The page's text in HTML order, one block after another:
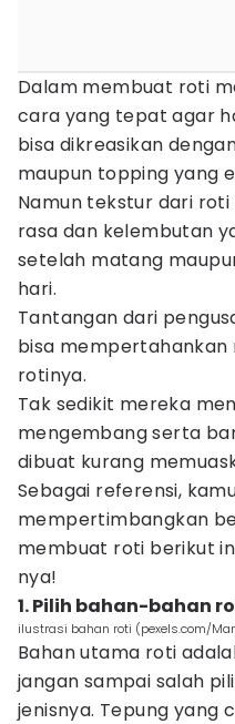
Dalam membuat roti
cara yang tepat agar
bisa dikreasikan
maupun topping yang
Namun tekstur dari
rasa dan kelembutan
setelah matang
hari.
Tantangan dari
bisa
rotinya.
Tak sedikit mereka
mengembang serta
dibuat kurang
Sebagai referensi,
mempertimbangkan
membuat roti berikut
nya!
1. Pilih bahan-bahan
ilustrasi bahan roti (pexels.com/
Bahan utama roti
jangan sampai salah
jenisnya. Tepung yang